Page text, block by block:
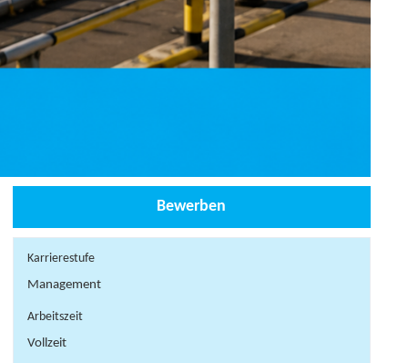
Bewerben
Karrierestufe
Management
Arbeitszeit
Vollzeit